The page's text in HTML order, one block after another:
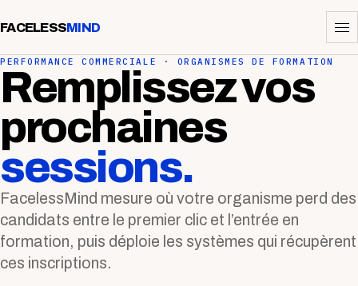
FACELESSMIND
PERFORMANCE COMMERCIALE · ORGANISMES DE FORMATION
Remplissez vos
prochaines
sessions.
FacelessMind mesure où votre organisme perd des
candidats entre le premier clic et l’entrée en
formation, puis déploie les systèmes qui récupèrent
ces inscriptions.